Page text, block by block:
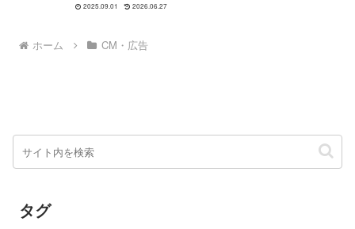
踏を背景に、青い箱「求人ボック
ス”が大量に登場するユニークな
シーンが印象的ですね。さらに...
2025.09.01 2026.06.27
ホーム CM・広告
タグ